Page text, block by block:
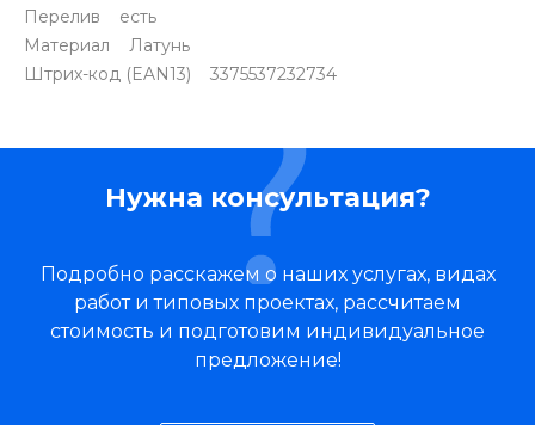
Перелив есть
Материал Латунь
Штрих-код (EAN13) 3375537232734
Нужна консультация?
Подробно расскажем о наших услугах, видах
работ и типовых проектах, рассчитаем
стоимость и подготовим индивидуальное
предложение!